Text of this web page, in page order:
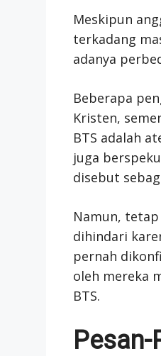
Meskipun
terkadang
adanya
Beberapa
Kristen,
BTS adalah
juga
disebut
Namun, tetap
dihindari
pernah
oleh mereka
BTS.